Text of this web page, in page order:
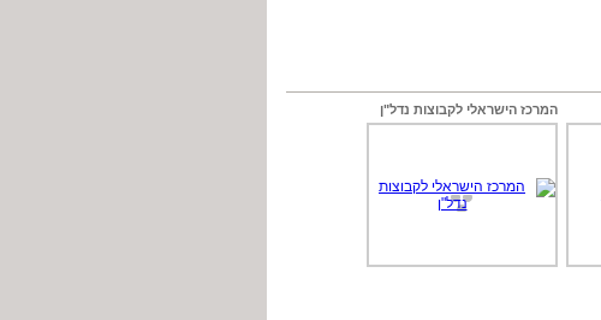
המרכז הישראלי לקבוצות נדל"ן